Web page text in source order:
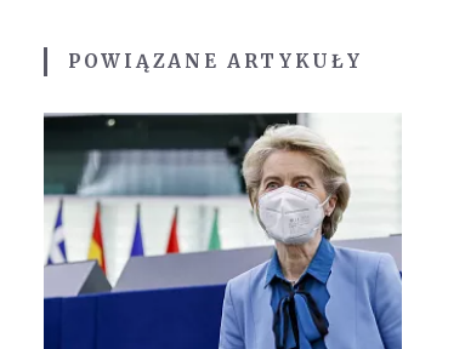
POWIĄZANE ARTYKUŁY